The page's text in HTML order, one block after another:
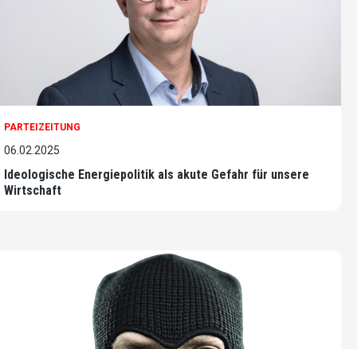
PARTEIZEITUNG
06.02.2025
Ideologische Energiepolitik als akute Gefahr für unsere
Wirtschaft